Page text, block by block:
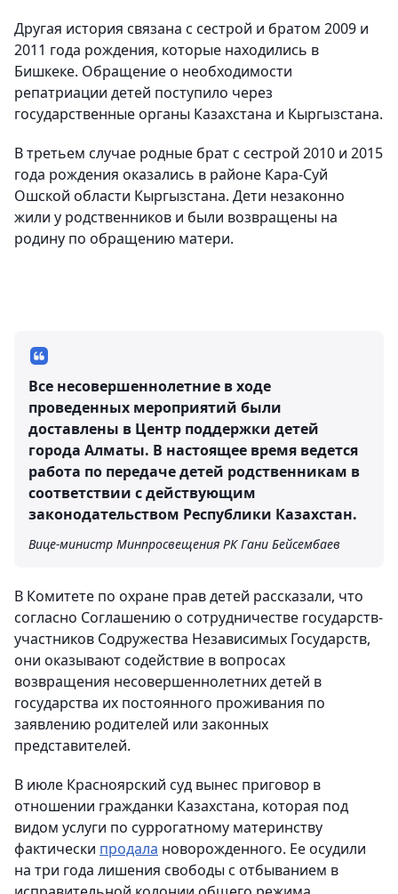
Другая история связана с сестрой и братом 2009 и
2011 года рождения, которые находились в
Бишкеке. Обращение о необходимости
репатриации детей поступило через
государственные органы Казахстана и Кыргызстана.
В третьем случае родные брат с сестрой 2010 и 2015
года рождения оказались в районе Кара-Суй
Ошской области Кыргызстана. Дети незаконно
жили у родственников и были возвращены на
родину по обращению матери.
Все несовершеннолетние в ходе
проведенных мероприятий были
доставлены в Центр поддержки детей
города Алматы. В настоящее время ведется
работа по передаче детей родственникам в
соответствии с действующим
законодательством Республики Казахстан.
Вице-министр Минпросвещения РК Гани Бейсембаев
В Комитете по охране прав детей рассказали, что
согласно Соглашению о сотрудничестве государств-
участников Содружества Независимых Государств,
они оказывают содействие в вопросах
возвращения несовершеннолетних детей в
государства их постоянного проживания по
заявлению родителей или законных
представителей.
В июле Красноярский суд вынес приговор в
отношении гражданки Казахстана, которая под
видом услуги по суррогатному материнству
фактически продала новорожденного. Ее осудили
на три года лишения свободы с отбыванием в